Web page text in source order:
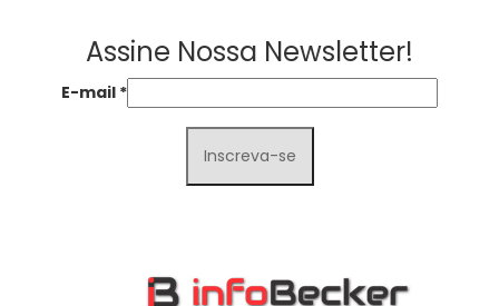
Assine Nossa Newsletter!
E-mail *